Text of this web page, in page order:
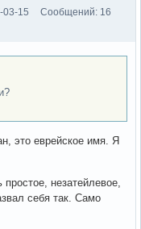
03-15
Сообщений: 16
это еврейское имя. Я
незатейлевое,
себя так. Само